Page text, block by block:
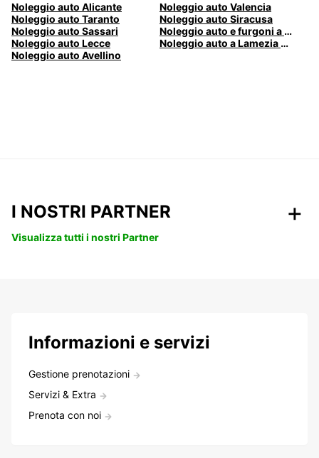
Noleggio auto Alicante
Noleggio auto Valencia
Noleggio auto Taranto
Noleggio auto Siracusa
Noleggio auto Sassari
Noleggio auto e furgoni a Pescara
Noleggio auto Lecce
Noleggio auto a Lamezia Terme, Italia
Noleggio auto Avellino
I NOSTRI PARTNER
Visualizza tutti i nostri Partner
Informazioni e servizi
Gestione prenotazioni
Servizi & Extra
Prenota con noi